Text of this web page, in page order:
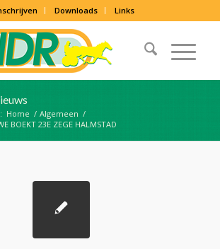
Downloads Links
Home / Algemeen /
BOEKT 23E ZEGE HALMSTAD